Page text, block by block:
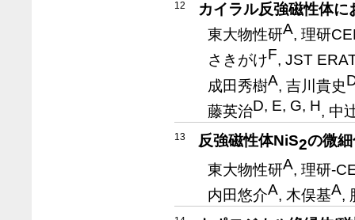
12
カイラル反強磁性体
東大物性研A, 理研
さきがけF, JST
成田秀樹A, 吉川貴史
藤英治D, E, G, H, 中
13 反強磁性体NiS2の微
東大物性研A, 理研-
内田悠介A, 木俣基A,